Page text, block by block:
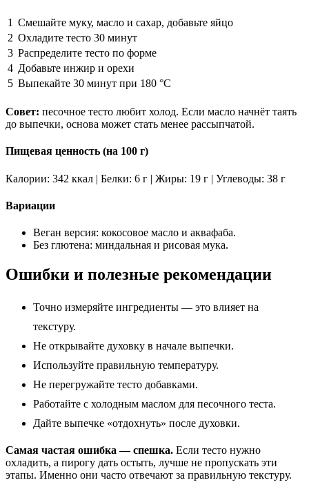
1 Смешайте муку, масло и сахар, добавьте яйцо
2 Охладите тесто 30 минут
3 Распределите тесто по форме
4 Добавьте инжир и орехи
5 Выпекайте 30 минут при 180 °C
Совет: песочное тесто любит холод. Если масло начнёт таять
до выпечки, основа может стать менее рассыпчатой.
Пищевая ценность (на 100 г)
Калории: 342 ккал | Белки: 6 г | Жиры: 19 г | Углеводы: 38 г
Вариации
Веган версия: кокосовое масло и аквафаба.
Без глютена: миндальная и рисовая мука.
Ошибки и полезные рекомендации
Точно измеряйте ингредиенты — это влияет на
текстуру.
Не открывайте духовку в начале выпечки.
Используйте правильную температуру.
Не перегружайте тесто добавками.
Работайте с холодным маслом для песочного теста.
Дайте выпечке «отдохнуть» после духовки.
Самая частая ошибка — спешка. Если тесто нужно
охладить, а пирогу дать остыть, лучше не пропускать эти
этапы. Именно они часто отвечают за правильную текстуру.